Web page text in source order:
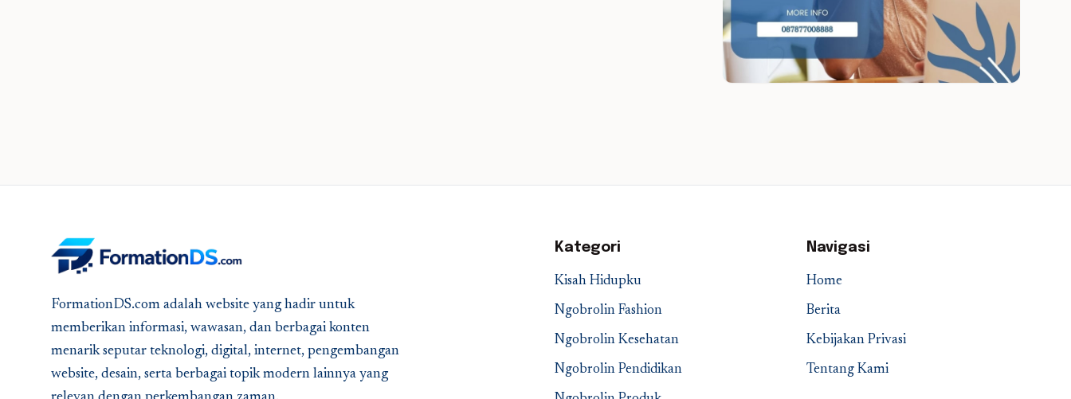
FormationDS.com adalah website yang hadir untuk
memberikan informasi, wawasan, dan berbagai konten
menarik seputar teknologi, digital, internet, pengembangan
website, desain, serta berbagai topik modern lainnya yang
Kategori
Kisah Hidupku
Ngobrolin Fashion
Ngobrolin Kesehatan
Ngobrolin Pendidikan
Navigasi
Home
Berita
Kebijakan Privasi
Tentang Kami